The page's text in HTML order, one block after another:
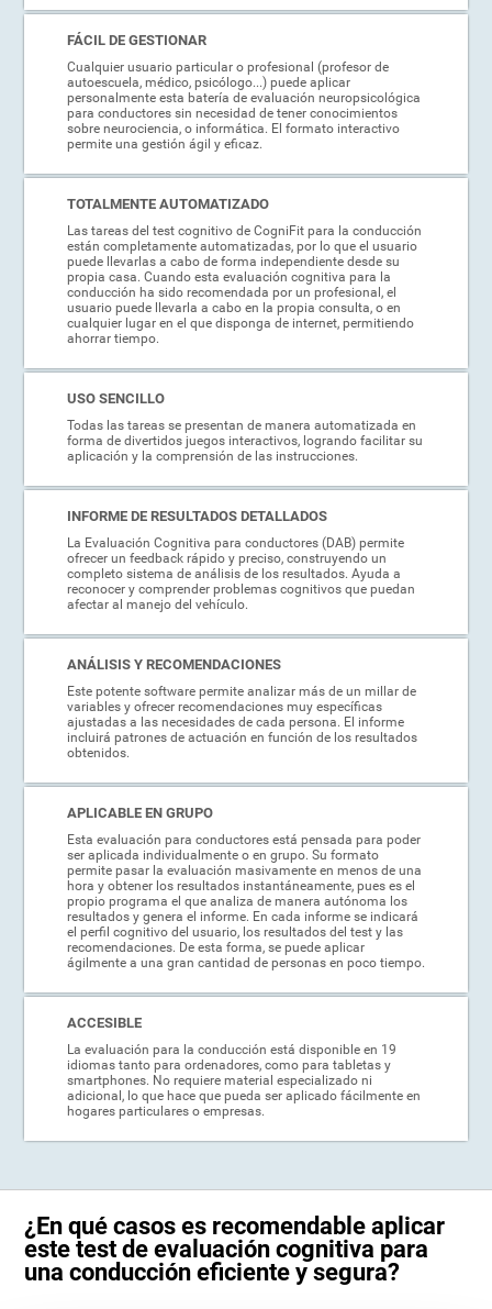
FÁCIL DE GESTIONAR
Cualquier usuario particular o profesional (profesor de
autoescuela, médico, psicólogo...) puede aplicar
personalmente esta batería de evaluación neuropsicológica
para conductores sin necesidad de tener conocimientos
sobre neurociencia, o informática. El formato interactivo
permite una gestión ágil y eficaz.
TOTALMENTE AUTOMATIZADO
Las tareas del test cognitivo de CogniFit para la conducción
están completamente automatizadas, por lo que el usuario
puede llevarlas a cabo de forma independiente desde su
propia casa. Cuando esta evaluación cognitiva para la
conducción ha sido recomendada por un profesional, el
usuario puede llevarla a cabo en la propia consulta, o en
cualquier lugar en el que disponga de internet, permitiendo
ahorrar tiempo.
USO SENCILLO
Todas las tareas se presentan de manera automatizada en
forma de divertidos juegos interactivos, logrando facilitar su
aplicación y la comprensión de las instrucciones.
INFORME DE RESULTADOS DETALLADOS
La Evaluación Cognitiva para conductores (DAB) permite
ofrecer un feedback rápido y preciso, construyendo un
completo sistema de análisis de los resultados. Ayuda a
reconocer y comprender problemas cognitivos que puedan
afectar al manejo del vehículo.
ANÁLISIS Y RECOMENDACIONES
Este potente software permite analizar más de un millar de
variables y ofrecer recomendaciones muy específicas
ajustadas a las necesidades de cada persona. El informe
incluirá patrones de actuación en función de los resultados
obtenidos.
APLICABLE EN GRUPO
Esta evaluación para conductores está pensada para poder
ser aplicada individualmente o en grupo. Su formato
permite pasar la evaluación masivamente en menos de una
hora y obtener los resultados instantáneamente, pues es el
propio programa el que analiza de manera autónoma los
resultados y genera el informe. En cada informe se indicará
el perfil cognitivo del usuario, los resultados del test y las
recomendaciones. De esta forma, se puede aplicar
ágilmente a una gran cantidad de personas en poco tiempo.
ACCESIBLE
La evaluación para la conducción está disponible en 19
idiomas tanto para ordenadores, como para tabletas y
smartphones. No requiere material especializado ni
adicional, lo que hace que pueda ser aplicado fácilmente en
hogares particulares o empresas.
¿En qué casos es recomendable aplicar
este test de evaluación cognitiva para
una conducción eficiente y segura?